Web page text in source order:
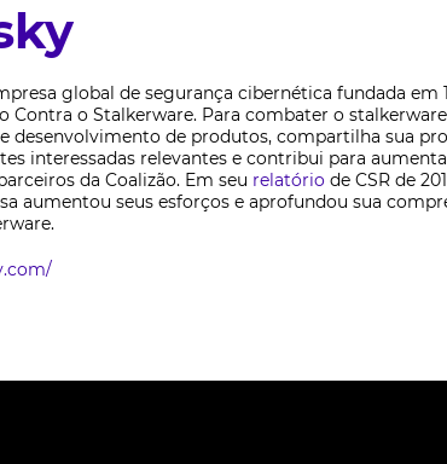
global de segurança cibernética fundada em
Contra o Stalkerware. Para combater o
e desenvolvimento de produtos, compartilha sua
interessadas relevantes e contribui para
da Coalizão. Em seu relatório de CSR de
aumentou seus esforços e aprofundou sua